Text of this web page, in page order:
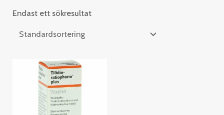
Endast ett sökresultat
Prisintervall:
till